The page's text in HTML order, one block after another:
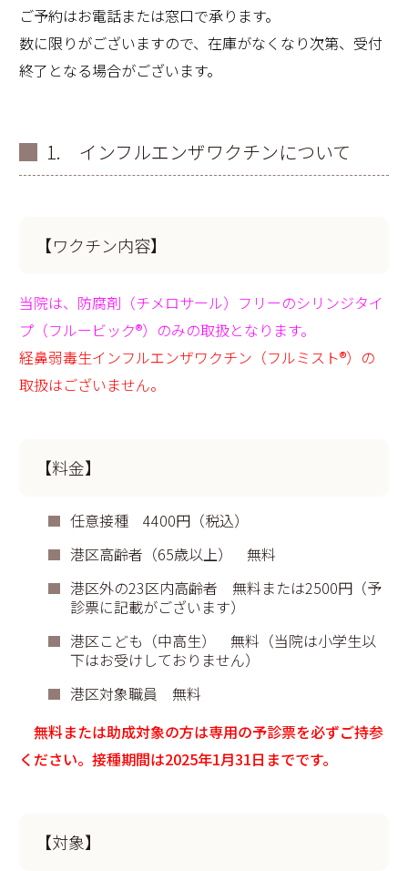
ご予約はお電話または窓口で承ります。
数に限りがございますので、在庫がなくなり次第、受付
終了となる場合がございます。
1. インフルエンザワクチンについて
【ワクチン内容】
当院は、防腐剤（チメロサール）フリーのシリンジタイ
プ（フルービック®）のみの取扱となります。
経鼻弱毒生インフルエンザワクチン（フルミスト®）の
取扱はございません。
【料金】
任意接種 4400円（税込）
港区高齢者（65歳以上） 無料
港区外の23区内高齢者 無料または2500円（予
診票に記載がございます）
港区こども（中高生） 無料（当院は小学生以
下はお受けしておりません）
港区対象職員 無料
無料または助成対象の方は専用の予診票を必ずご持参
ください。接種期間は2025年1月31日までです。
【対象】